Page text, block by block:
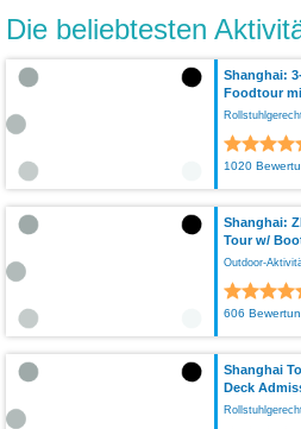
Die beliebtesten
Shanghai:
Foodtour
1020
Shanghai:
Tour w/
Outdoor-
606
Shanghai
Deck